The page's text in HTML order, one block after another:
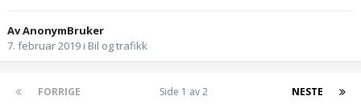
Av AnonymBruker
7. februar 2019 i Bil og trafikk
FORRIGE NESTE
Side 1 av 2